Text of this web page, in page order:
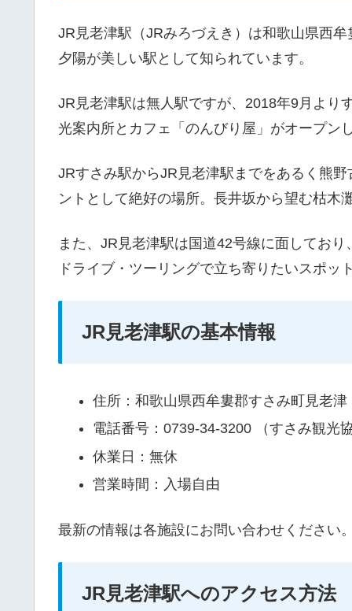
JR見老津駅（JRみろづえき）は和歌山県西
夕陽が美しい駅として知られています。
JR見老津駅は無人駅ですが、2018年9月より
光案内所とカフェ「のんびり屋」がオープン
JRすさみ駅からJR見老津駅までをあるく熊
ントとして絶好の場所。長井坂から望む枯木
また、JR見老津駅は国道42号線に面してお
ドライブ・ツーリングで立ち寄りたいスポッ
JR見老津駅の基本情報
住所：和歌山県西牟婁郡すさみ町見老津
電話番号：0739-34-3200 （すさみ観光
休業日：無休
営業時間：入場自由
最新の情報は各施設にお問い合わせください
JR見老津駅へのアクセス方法